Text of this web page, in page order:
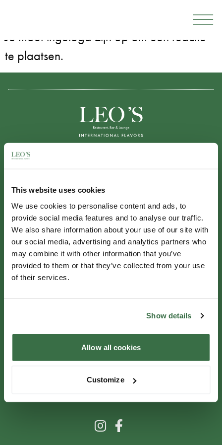
This website uses cookies
We use cookies to personalise content and ads, to
provide social media features and to analyse our traffic.
We also share information about your use of our site with
our social media, advertising and analytics partners who
may combine it with other information that you’ve
provided to them or that they’ve collected from your use
of their services.
Show details
Allow all cookies
Customize
Je moet ingelogd zijn op om een reactie
te plaatsen.
LOCATIES
Amsterdam
PAGINA'S
Evenementen
Groepen en Vergaderingen
Disclaimer
Algemene Voorwaarden
Bedrijfsgegevens
Werken Bij